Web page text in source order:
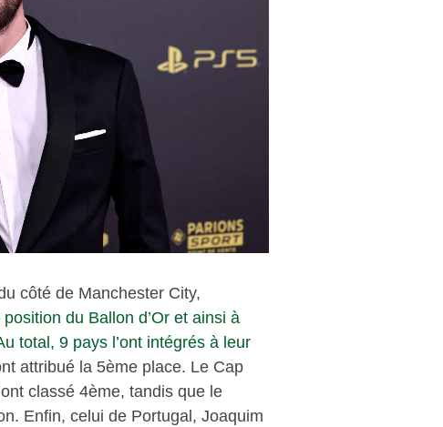
côté de Manchester City,
du Ballon d’Or et ainsi à
total, 9 pays l’ont intégrés à leur
attribué la 5ème place. Le Cap
classé 4ème, tandis que le
Enfin, celui de Portugal, Joaquim